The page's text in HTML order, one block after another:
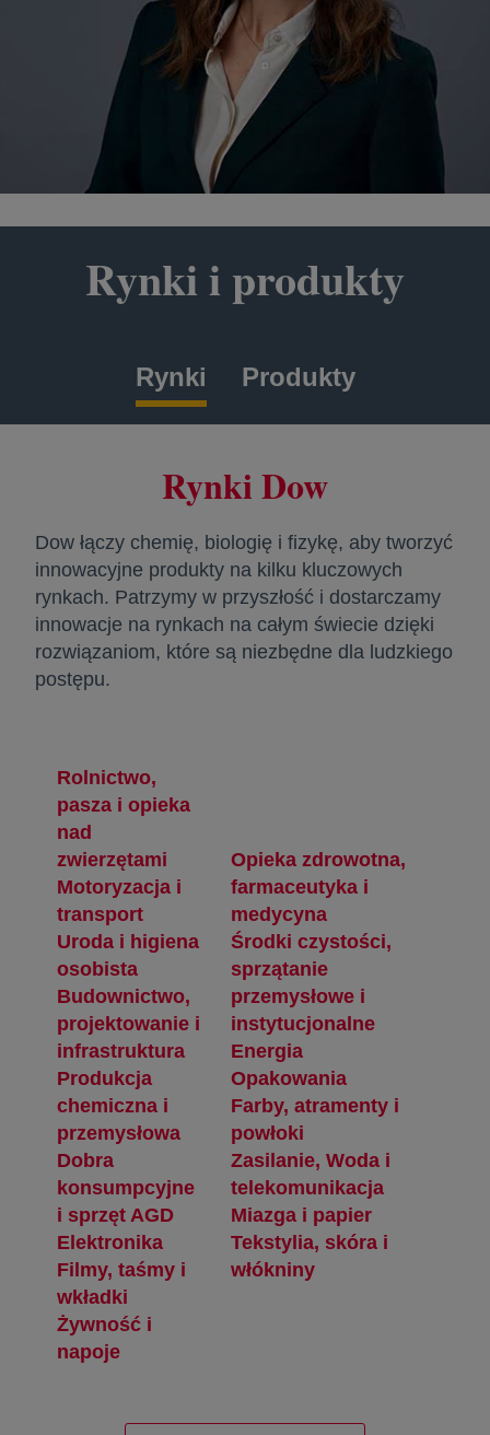
Rynki i produkty
Rynki Produkty
Rynki Dow
Dow łączy chemię, biologię i fizykę, aby tworzyć
innowacyjne produkty na kilku kluczowych
rynkach. Patrzymy w przyszłość i dostarczamy
innowacje na rynkach na całym świecie dzięki
rozwiązaniom, które są niezbędne dla ludzkiego
postępu.
Rolnictwo,
pasza i opieka
nad
zwierzętami
opens in a new tab
Motoryzacja i
transport
opens in a new tab
Uroda i higiena
osobista
opens in a new tab
Budownictwo,
projektowanie i
infrastruktura
opens in a new tab
Produkcja
chemiczna i
przemysłowa
opens in a new tab
Dobra
konsumpcyjne
i sprzęt AGD
opens in a new tab
Elektronika opens in a new tab
Filmy, taśmy i
wkładki
opens in a new tab
Żywność i
napoje
Opieka zdrowotna,
farmaceutyka i
medycyna
opens in a new tab
Środki czystości,
sprzątanie
przemysłowe i
instytucjonalne
opens in a new tab
Energia
opens in a new tab
Opakowania
Farby, atramenty i
powłoki
opens in a new tab
Zasilanie, Woda i
telekomunikacja
opens in a new tab
Miazga i papier
opens in a new tab
Tekstylia, skóra i
włókniny